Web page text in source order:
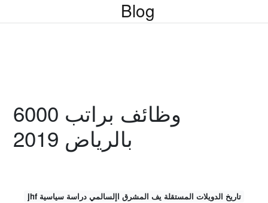
Blog
وظائف براتب 6000
بالرياض 2019
jhf تاريخ الدويلات المستقلة يف المشرق اإلسالمي دراسة سياسية